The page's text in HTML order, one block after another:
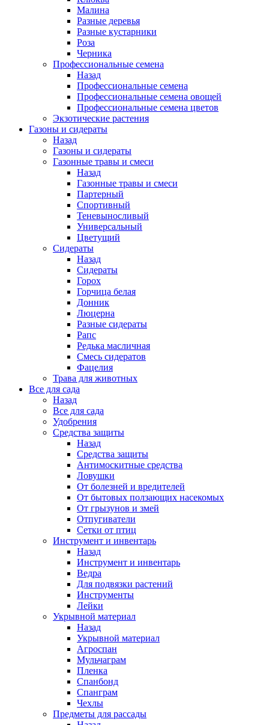
Малина
Разные деревья
Разные кустарники
Роза
Черника
Профессиональные семена
Назад
Профессиональные семена
Профессиональные семена овощей
Профессиональные семена цветов
Экзотические растения
Газоны и сидераты
Назад
Газоны и сидераты
Газонные травы и смеси
Назад
Газонные травы и смеси
Партерный
Спортивный
Теневыносливый
Универсальный
Цветущий
Сидераты
Назад
Сидераты
Горох
Горчица белая
Донник
Люцерна
Разные сидераты
Рапс
Редька масличная
Смесь сидератов
Фацелия
Трава для животных
Все для сада
Назад
Все для сада
Удобрения
Средства защиты
Назад
Средства защиты
Антимоскитные средства
Ловушки
От болезней и вредителей
От бытовых ползающих насекомых
От грызунов и змей
Отпугиватели
Сетки от птиц
Инструмент и инвентарь
Назад
Инструмент и инвентарь
Ведра
Для подвязки растений
Инструменты
Лейки
Укрывной материал
Назад
Укрывной материал
Агроспан
Мульчаграм
Пленка
Спанбонд
Спанграм
Чехлы
Предметы для рассады